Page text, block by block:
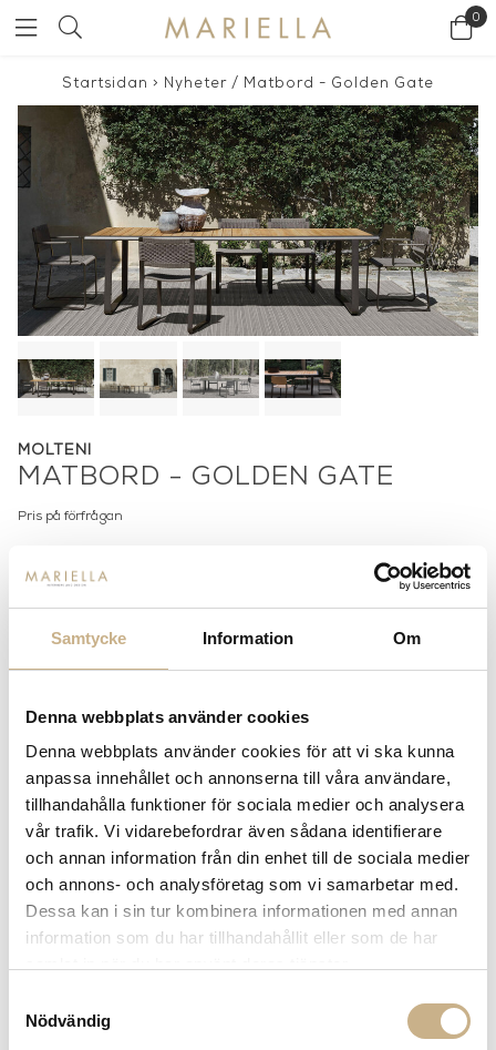
Samtycke Information Om
Denna webbplats använder cookies
Denna webbplats använder cookies för att vi ska kunna
anpassa innehållet och annonserna till våra användare,
tillhandahålla funktioner för sociala medier och analysera
vår trafik. Vi vidarebefordrar även sådana identifierare
och annan information från din enhet till de sociala medier
och annons- och analysföretag som vi samarbetar med.
Dessa kan i sin tur kombinera informationen med annan
information som du har tillhandahållit eller som de har
Nödvändig
0
Startsidan > Nyheter / Matbord - Golden Gate
MOLTENI
MATBORD - GOLDEN GATE
Pris på förfrågan
Stone Olive Green Teak
Lagerstatus:
14 dagars returrätt på lagervaror.
Läs mer
Leverans inom 3-5 arbetsdagar på lagervaror
10% välkomstrabatt
när du registrerar dig för vårt